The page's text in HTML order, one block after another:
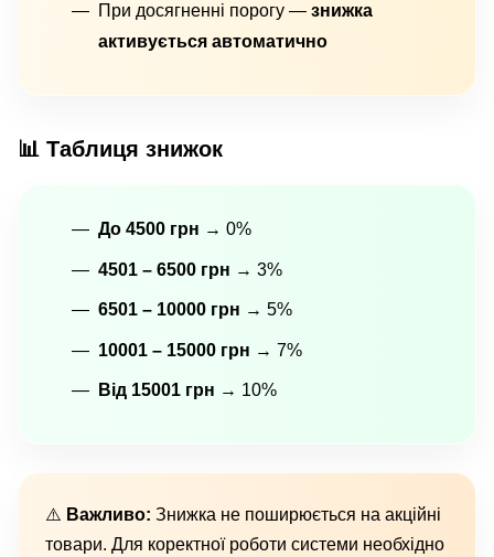
При досягненні порогу — знижка
активується автоматично
📊 Таблиця знижок
До 4500 грн → 0%
4501 – 6500 грн → 3%
6501 – 10000 грн → 5%
10001 – 15000 грн → 7%
Від 15001 грн → 10%
⚠️ Важливо: Знижка не поширюється на акційні
товари. Для коректної роботи системи необхідно